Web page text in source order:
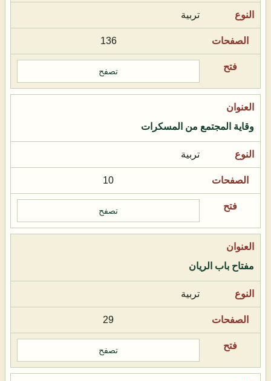
تربية
136
تصفح
وقاية المجتمع من المسكرات
تربية
10
تصفح
مفتاح باب الريان
تربية
29
تصفح